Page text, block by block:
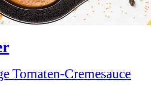
Tomaten-Cremesauce